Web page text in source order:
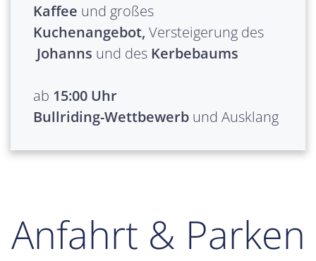
Kaffee und großes
Kuchenangebot, Versteigerung des
Johanns und des Kerbebaums
ab 15:00 Uhr
Bullriding-Wettbewerb und Ausklang
Anfahrt & Parken